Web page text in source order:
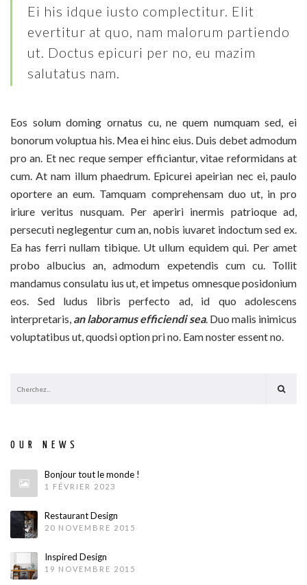
Ei his idque iusto complectitur. Elit
evertitur at quo, nam malorum partiendo
ut. Doctus epicuri per no, eu mazim
salutatus nam.
Eos solum doming ornatus cu, ne quem numquam sed, ei
bonorum voluptua his. Mea ei hinc eius. Duis debet admodum
pro an. Et nec reque semper efficiantur, vitae reformidans at
cum. At nam illum phaedrum. Epicurei apeirian nec ei, paulo
oportere an eum. Tamquam comprehensam duo ut, in pro
iriure veritus nusquam. Per aperiri inermis patrioque ad,
persecuti neglegentur cum an, nobis iuvaret indoctum sed ex.
Ea has ferri nullam tibique. Ut ullum equidem qui. Per amet
probo albucius an, admodum expetendis cum cu. Tollit
mandamus consulatu ius ut, et impetus omnesque posidonium
eos. Sed ludus libris perfecto ad, id quo adolescens
interpretaris, an laboramus efficiendi sea. Duo malis inimicus
voluptatibus ut, quodsi option pri no. Eam noster essent no.
OUR NEWS
Bonjour tout le monde !
1 FÉVRIER 2023
Restaurant Design
20 NOVEMBRE 2015
Inspired Design
19 NOVEMBRE 2015